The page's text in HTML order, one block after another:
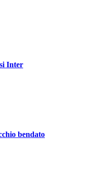
Inter
bendato